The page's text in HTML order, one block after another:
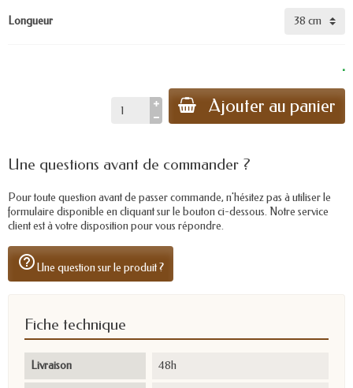
Longueur
.
Ajouter au panier
Une questions avant de commander ?
Pour toute question avant de passer commande, n'hésitez pas à utiliser le
formulaire disponible en cliquant sur le bouton ci-dessous. Notre service
client est à votre disposition pour vous répondre.
help_outlineUne question sur le produit ?
Fiche technique
Livraison 48h